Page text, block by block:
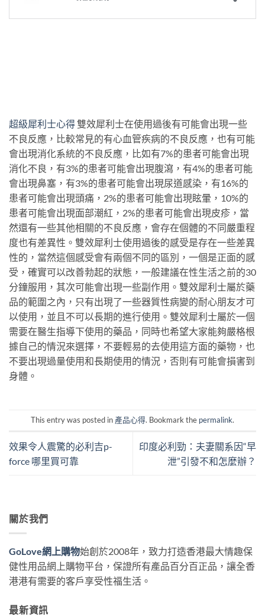
超級犀利士心得雙效犀利士在使用過後有可能會出現一些
不良反應，比較常見的有心血管疾病的不良反應，也有可能
會出現消化系統的不良反應，比如有7%的患者可能會出現
消化不良，有3%的患者可能會出現腹瀉，有4%的患者可能
會出現鼻塞，有3%的患者可能會出現尿道感染，有16%的
患者可能會出現頭痛，2%的患者可能會出現眩暈，10%的
患者可能會出現面部潮紅，2%的患者可能會出現皮疹，當
然還有一些其他相關的不良反應，會存在個體的不同嚴重程
度也有差異性。雙效犀利士使用過後的感受是存在一些差異
性的，當然這個感受會有兩個不同的區別，一個是正面的感
受，確實可以改善勃起的狀態，一般建議在性生活之前的30
分鐘服用，其次可能會出現一些副作用。雙效犀利士屬於藥
品的範圍之內，只有出現了一些器質性病變的耐心朋友才可
以使用，並且不可以長期的進行使用。雙效犀利士屬於一個
需要在醫生指導下使用的藥品，同時也希望大家能夠嚴格根
據自己的情況來選擇，不要輕易的去使用這方面的藥物，也
不要出現過量使用和長期使用的情況，否則有可能會損害到
身體。
This entry was posted in 產品心得. Bookmark the permalink.
效果令人震驚的必利吉p-
force 哪里買可靠
印度必利勁：夫妻關系因“早
泄”引發不和怎麼辦？
關於我們
GoLove網上購物始創於2008年，致力打造香港最大情趣保
健性用品網上購物平台，保證所有產品百分百正品，讓全香
港港有需要的客戶享受性福生活。
最新資訊